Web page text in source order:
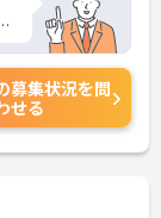
募集状況を問
せる